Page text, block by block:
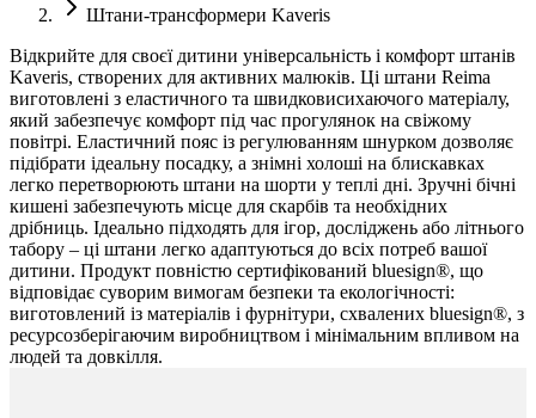
Штани-трансформери Kaveris
Відкрийте для своєї дитини універсальність і комфорт штанів
Kaveris, створених для активних малюків. Ці штани Reima
виготовлені з еластичного та швидковисихаючого матеріалу,
який забезпечує комфорт під час прогулянок на свіжому
повітрі. Еластичний пояс із регулюванням шнурком дозволяє
підібрати ідеальну посадку, а знімні холоші на блискавках
легко перетворюють штани на шорти у теплі дні. Зручні бічні
кишені забезпечують місце для скарбів та необхідних
дрібниць. Ідеально підходять для ігор, досліджень або літнього
табору – ці штани легко адаптуються до всіх потреб вашої
дитини. Продукт повністю сертифікований bluesign®, що
відповідає суворим вимогам безпеки та екологічності:
виготовлений із матеріалів і фурнітури, схвалених bluesign®, з
ресурсозберігаючим виробництвом і мінімальним впливом на
людей та довкілля.